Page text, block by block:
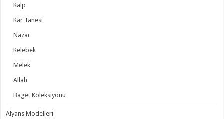
Kalp
Kar Tanesi
Nazar
Kelebek
Melek
Allah
Baget Koleksiyonu
Alyans Modelleri